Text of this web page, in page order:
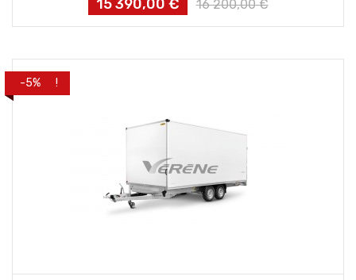
Prix
15 390,00 €
Prix
16 200,00 €
PROMO !
-5%